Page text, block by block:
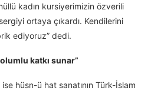
kadın kursiyerimizin özverili
ortaya çıkardı. Kendilerini
ediyoruz” dedi.
katkı sunar”
hüsn-ü hat sanatının Türk-İslam